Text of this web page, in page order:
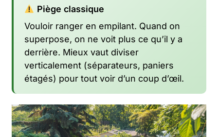
Piège classique
Vouloir ranger en empilant. Quand on
superpose, on ne voit plus ce qu’il y a
derrière. Mieux vaut diviser
verticalement (séparateurs, paniers
étagés) pour tout voir d’un coup d’œil.